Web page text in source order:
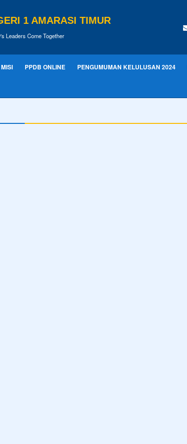
1 AMARASI TIMUR
Leaders Come Together
PPDB ONLINE PENGUMUMAN KELULUSAN 2024